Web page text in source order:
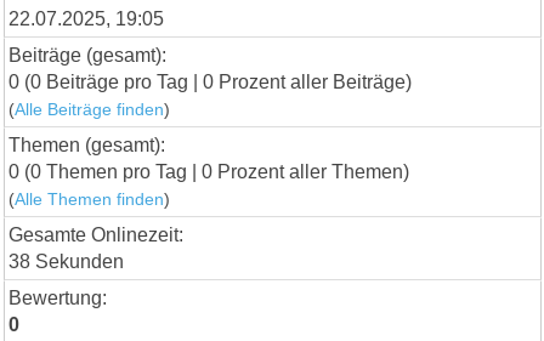
22.07.2025, 19:05
Beiträge (gesamt):
0 (0 Beiträge pro Tag | 0 Prozent aller Beiträge)
(Alle Beiträge finden)
Themen (gesamt):
0 (0 Themen pro Tag | 0 Prozent aller Themen)
(Alle Themen finden)
Gesamte Onlinezeit:
38 Sekunden
Bewertung:
0